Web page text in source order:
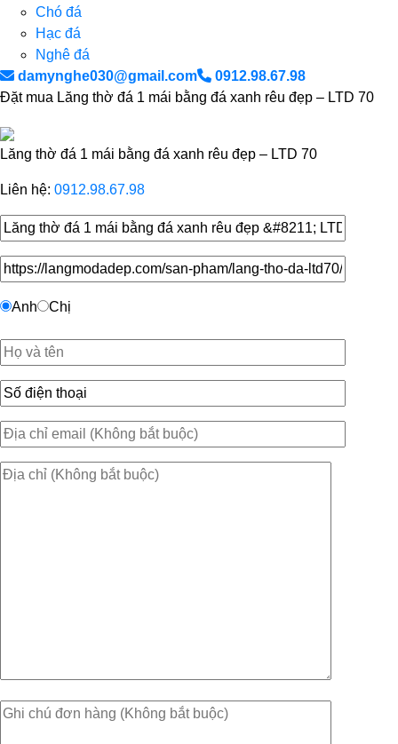
Chó đá
Hạc đá
Nghê đá
damynghe030@gmail.com
0912.98.67.98
Đặt mua Lăng thờ đá 1 mái bằng đá xanh rêu đẹp – LTD 70
Lăng thờ đá 1 mái bằng đá xanh rêu đẹp – LTD 70
Liên hệ: 0912.98.67.98
Anh Chị